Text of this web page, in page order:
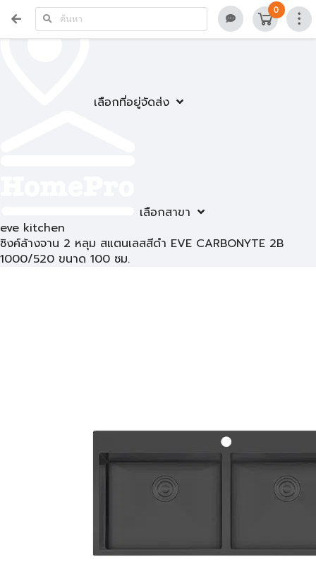
เลือกที่อยู่จัดส่ง
เลือกสาขา
0
eve kitchen
ซิงค์ล้างจาน 2 หลุม สแตนเลสสีดำ EVE CARBONYTE 2B
1000/520 ขนาด 100 ซม.